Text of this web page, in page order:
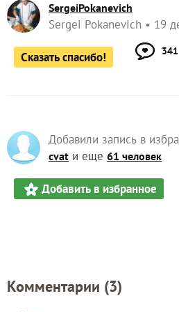
SergeiPokanevich
Sergei Pokanevich 19
Сказать спасибо! 341
Добавили запись в
cvat и еще 61 человек
Добавить в избранное
Комментарии (3)